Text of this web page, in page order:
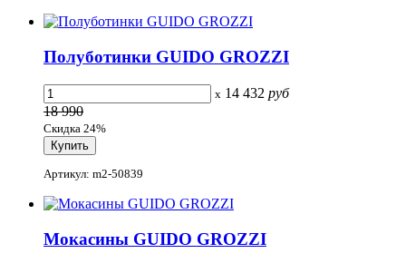
Полуботинки GUIDO GROZZI
x 14 432 руб
18 990
Скидка 24%
Артикул: m2-50839
Мокасины GUIDO GROZZI